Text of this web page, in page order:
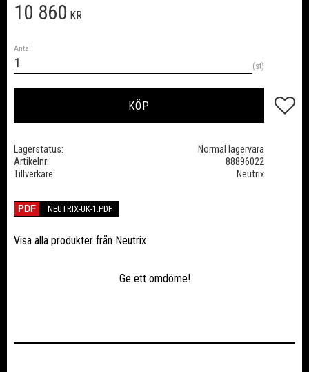
10 860 KR
Antal
st
KÖP Lägg
Lagerstatus
Normal lagervara
Artikelnr
88896022
Tillverkare
Neutrix
NEUTRIX-UK-1.PDF
Visa alla produkter från Neutrix
Ge ett omdöme!